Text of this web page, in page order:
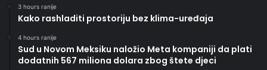
3 hours ranije
Kako rashladiti prostoriju bez klima-uređaja
4 hours ranije
Sud u Novom Meksiku naložio Meta kompaniji da plati
dodatnih 567 miliona dolara zbog štete djeci